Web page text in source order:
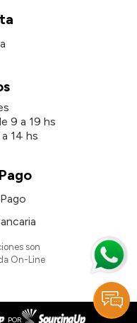
9 a 19 hs
14 hs
son
On-Line
POR